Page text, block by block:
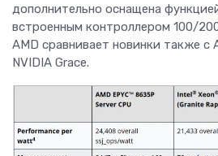
дополнительно оснащена
встроенным контроллером 100/
AMD сравнивает новинки также с
NVIDIA Grace.